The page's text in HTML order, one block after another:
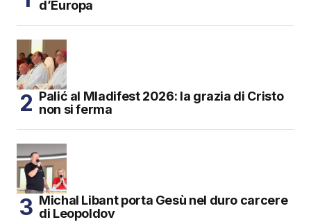
d’Europa
Palić al Mladifest 2026: la grazia di Cristo
non si ferma
Michal Libant porta Gesù nel duro carcere
di Leopoldov